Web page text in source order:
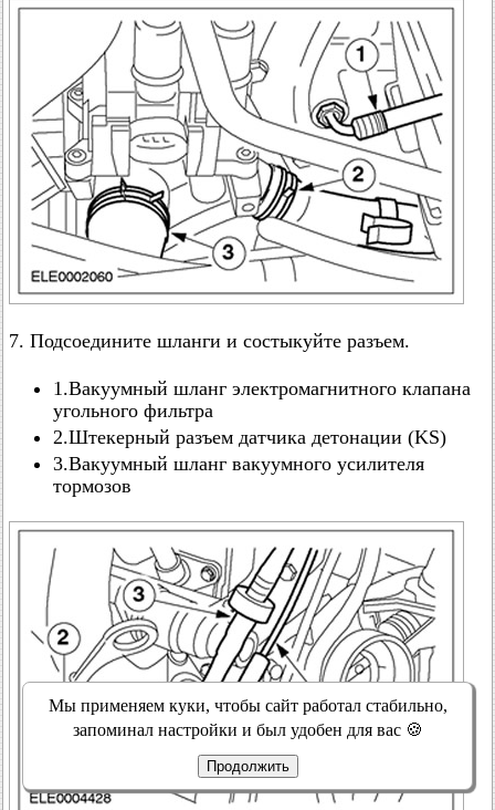
7. Подсоедините шланги и состыкуйте разъем.
1.Вакуумный шланг электромагнитного клапана
угольного фильтра
2.Штекерный разъем датчика детонации (KS)
3.Вакуумный шланг вакуумного усилителя
тормозов
Мы применяем куки, чтобы сайт работал стабильно,
запоминал настройки и был удобен для вас 🍪
Продолжить